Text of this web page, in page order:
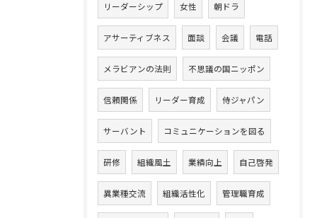
リーダーシップ 女性 朝ドラ
アサーティブネス 面談 会議 電話
メラビアンの法則 不思議の国ニッポン
信頼関係 リーダー育成 侍ジャパン
サーバント コミュニケーションを図る
研修 組織風土 業績向上 自己啓発
異業種交流 組織活性化 管理職育成